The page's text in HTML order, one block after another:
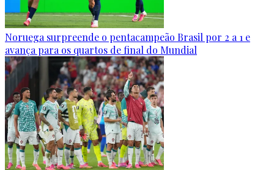
Noruega surpreende o pentacampeão Brasil por 2 a 1 e
avança para os quartos de final do Mundial